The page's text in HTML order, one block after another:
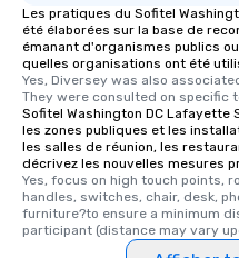
Les pratiques du Sofitel
été élaborées sur la base de
émanant d'organismes publics
quelles organisations ont été
Yes, Diversey was also
They were consulted on specific
Sofitel Washington DC
les zones publiques et les
les salles de réunion, les
décrivez les nouvelles mesures
Yes, focus on high touch points,
handles, switches, chair, desk,
furniture?to ensure a minimum
participant (distance may vary